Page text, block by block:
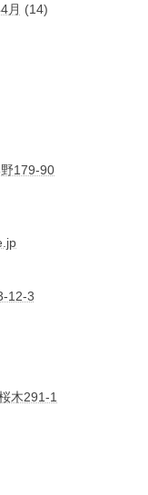
月 (14)
179-90
12-3
木291-1